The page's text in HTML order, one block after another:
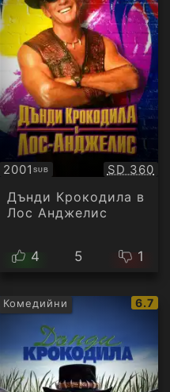
2001 SUB
Субтитри SD 360
Дънди Крокодила в
Лос Анджелис
4 5 1
Комедийни
IMDb
6.7